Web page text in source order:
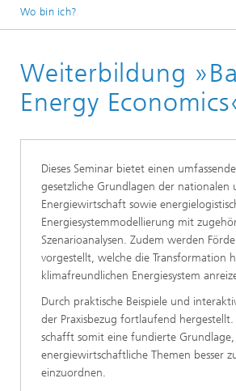
Wo bin ich?
Seminare
Weiterbildung
Energy
Dieses Seminar bietet einen
gesetzliche Grundlagen der nationalen
Energiewirtschaft sowie
Energiesystemmodellierung mit
Szenarioanalysen. Zudem werden
vorgestellt, welche die Transformation
klimafreundlichen Energiesystem
Durch praktische Beispiele und
der Praxisbezug fortlaufend hergestellt.
schafft somit eine fundierte
energiewirtschaftliche Themen besser
einzuordnen.